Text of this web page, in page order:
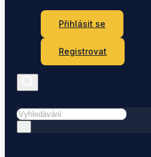
Přihlásit se
Registrovat
Hledat